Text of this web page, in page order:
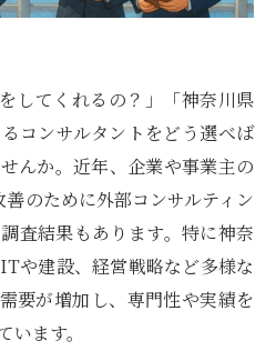
してくれるの？」「神奈川県
コンサルタントをどう選べば
んか。近年、企業や事業主の
のために外部コンサルティン
査結果もあります。特に神奈
や建設、経営戦略など多様な
要が増加し、専門性や実績を
ます。